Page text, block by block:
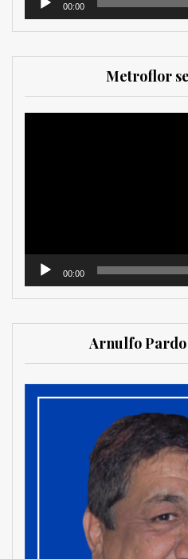
00:00
Metroflor
00:00
Arnulfo